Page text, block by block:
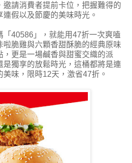
請消費者提前卡位，把握難得的
假以及節慶的美味時光。
「40586」，就能用47折一次爽嗑
啦脆雞與六顆香甜酥脆的經典原味
更是一場鹹香與甜蜜交織的派
獨享的放鬆時光，這桶都將是連
味，限時12天，激省47折。